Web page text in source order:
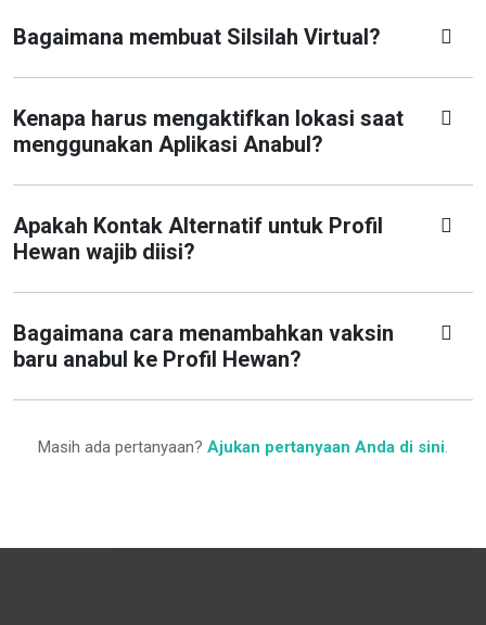
Bagaimana membuat Silsilah Virtual?
Kenapa harus mengaktifkan lokasi saat
menggunakan Aplikasi Anabul?
Apakah Kontak Alternatif untuk Profil
Hewan wajib diisi?
Bagaimana cara menambahkan vaksin
baru anabul ke Profil Hewan?
Masih ada pertanyaan? Ajukan pertanyaan Anda di sini.